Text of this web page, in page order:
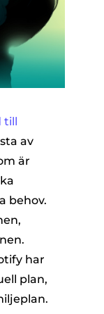
av
är
behov.
har
plan,